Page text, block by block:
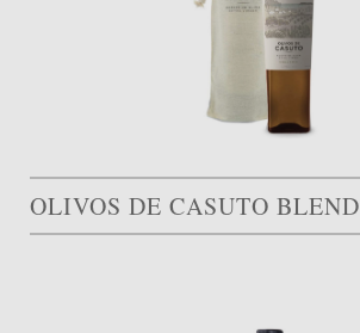
OLIVOS DE CASUTO BLEND